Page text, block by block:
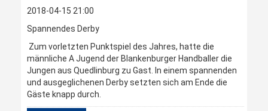
2018-04-15 21:00
Spannendes Derby
Zum vorletzten Punktspiel des Jahres, hatte die
männliche A Jugend der Blankenburger Handballer die
Jungen aus Quedlinburg zu Gast. In einem spannenden
und ausgeglichenen Derby setzten sich am Ende die
Gäste knapp durch.